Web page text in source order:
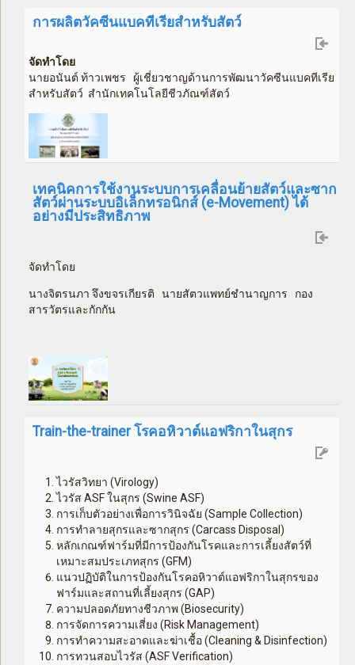
การผลิตวัคซีนแบคทีเรียสำหรับสัตว์
จัดทำโดย
นายอนันต์ ท้าวเพชร ผู้เชี่ยวชาญด้านการพัฒนาวัคซีนแบคทีเรีย
สำหรับสัตว์ สำนักเทคโนโลยีชีวภัณฑ์สัตว์
เทคนิคการใช้งานระบบการเคลื่อนย้ายสัตว์และซาก
สัตว์ผ่านระบบอิเล็กทรอนิกส์ (e-Movement) ได้
อย่างมีประสิทธิภาพ
จัดทำโดย
นางจิตรนภา จึงขจรเกียรติ นายสัตวแพทย์ชำนาญการ กอง
สารวัตรและกักกัน
Train-the-trainer โรคอหิวาต์แอฟริกาในสุกร
ไวรัสวิทยา (Virology)
ไวรัส ASFในสุกร (Swine ASF)
การเก็บตัวอย่างเพื่อการวินิจฉัย (Sample Collection)
การทำลายสุกรและซากสุกร (Carcass Disposal)
หลักเกณฑ์ฟาร์มที่มีการป้องกันโรคและการเลี้ยงสัตว์ที่
เหมาะสมประเภทสุกร (GFM)
แนวปฏิบัติในการป้องกันโรคอหิวาต์แอฟริกาในสุกรของ
ฟาร์มและสถานที่เลี้ยงสุกร (GAP)
ความปลอดภัยทางชีวภาพ (Biosecurity)
การจัดการความเสี่ยง (Risk Management)
การทำความสะอาดและฆ่าเชื้อ (Cleaning & Disinfection)
การทวนสอบไวรัส (ASF Verification)